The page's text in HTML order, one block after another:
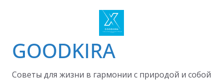
GOODKIRA
Cоветы для жизни в гармонии с природой и собой